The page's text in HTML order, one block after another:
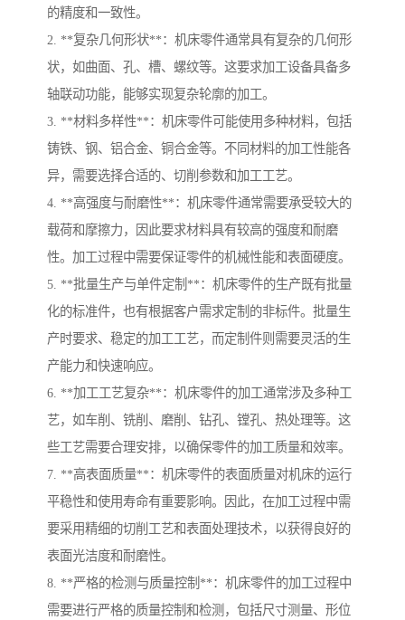
的精度和一致性。
2. **复杂几何形状**：机床零件通常具有复杂的几何形
状，如曲面、孔、槽、螺纹等。这要求加工设备具备多
轴联动功能，能够实现复杂轮廓的加工。
3. **材料多样性**：机床零件可能使用多种材料，包括
铸铁、钢、铝合金、铜合金等。不同材料的加工性能各
异，需要选择合适的、切削参数和加工工艺。
4. **高强度与耐磨性**：机床零件通常需要承受较大的
载荷和摩擦力，因此要求材料具有较高的强度和耐磨
性。加工过程中需要保证零件的机械性能和表面硬度。
5. **批量生产与单件定制**：机床零件的生产既有批量
化的标准件，也有根据客户需求定制的非标件。批量生
产时要求、稳定的加工工艺，而定制件则需要灵活的生
产能力和快速响应。
6. **加工工艺复杂**：机床零件的加工通常涉及多种工
艺，如车削、铣削、磨削、钻孔、镗孔、热处理等。这
些工艺需要合理安排，以确保零件的加工质量和效率。
7. **高表面质量**：机床零件的表面质量对机床的运行
平稳性和使用寿命有重要影响。因此，在加工过程中需
要采用精细的切削工艺和表面处理技术，以获得良好的
表面光洁度和耐磨性。
8. **严格的检测与质量控制**：机床零件的加工过程中
需要进行严格的质量控制和检测，包括尺寸测量、形位